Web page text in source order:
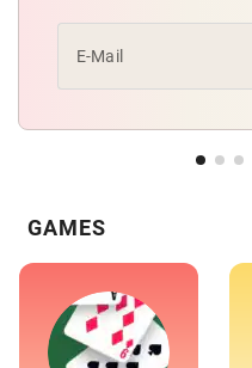
E-Mail
GAMES